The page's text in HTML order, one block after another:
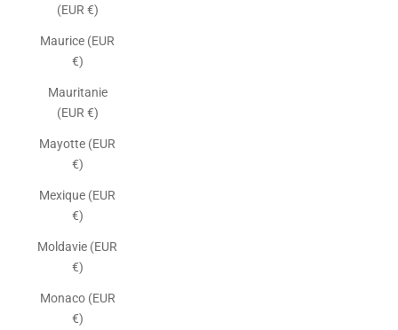
(EUR €)
Maurice (EUR
€)
Mauritanie
(EUR €)
Mayotte (EUR
€)
Mexique (EUR
€)
Moldavie (EUR
€)
Monaco (EUR
€)